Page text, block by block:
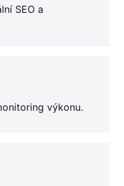
SEO a
výkonu.